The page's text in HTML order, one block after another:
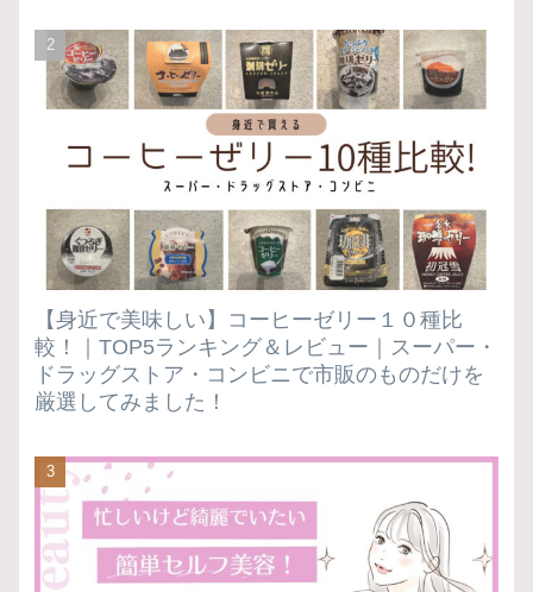
【身近で美味しい】コーヒーゼリー１０種比
較！｜TOP5ランキング＆レビュー｜スーパー・
ドラッグストア・コンビニで市販のものだけを
厳選してみました！